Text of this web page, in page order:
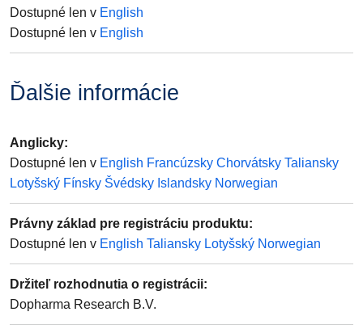
Dostupné len v English
Dostupné len v English
Ďalšie informácie
Anglicky:
Dostupné len v English Francúzsky Chorvátsky Taliansky
Lotyšský Fínsky Švédsky Islandsky Norwegian
Právny základ pre registráciu produktu:
Dostupné len v English Taliansky Lotyšský Norwegian
Držiteľ rozhodnutia o registrácii:
Dopharma Research B.V.